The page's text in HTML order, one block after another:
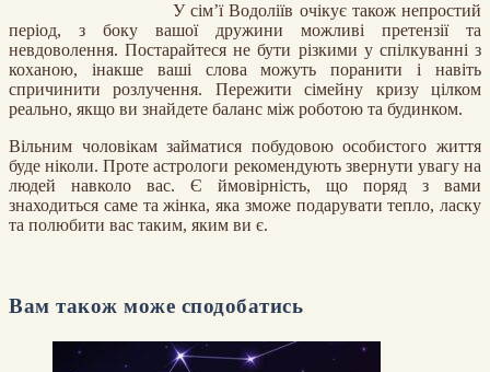
У сім’ї Водоліїв очікує також непростий
період, з боку вашої дружини можливі претензії та
невдоволення. Постарайтеся не бути різкими у спілкуванні з
коханою, інакше ваші слова можуть поранити і навіть
спричинити розлучення. Пережити сімейну кризу цілком
реально, якщо ви знайдете баланс між роботою та будинком.
Вільним чоловікам займатися побудовою особистого життя
буде ніколи. Проте астрологи рекомендують звернути увагу на
людей навколо вас. Є ймовірність, що поряд з вами
знаходиться саме та жінка, яка зможе подарувати тепло, ласку
та полюбити вас таким, яким ви є.
Вам також може сподобатись